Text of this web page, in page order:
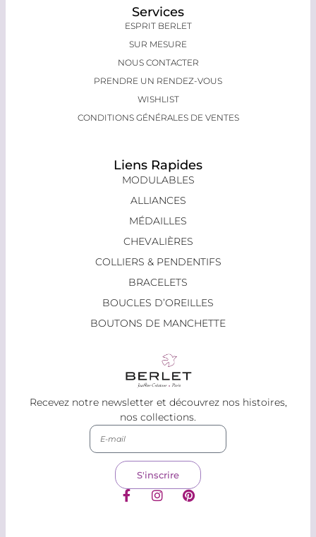
Recevez notre newsletter et découvrez nos histoires,
nos collections.
S'inscrire
Services
ESPRIT BERLET
SUR MESURE
NOUS CONTACTER
PRENDRE UN RENDEZ-VOUS
WISHLIST
CONDITIONS GÉNÉRALES DE VENTES
Liens Rapides
MODULABLES
ALLIANCES
MÉDAILLES
CHEVALIÈRES
COLLIERS & PENDENTIFS
BRACELETS
BOUCLES D’OREILLES
BOUTONS DE MANCHETTE